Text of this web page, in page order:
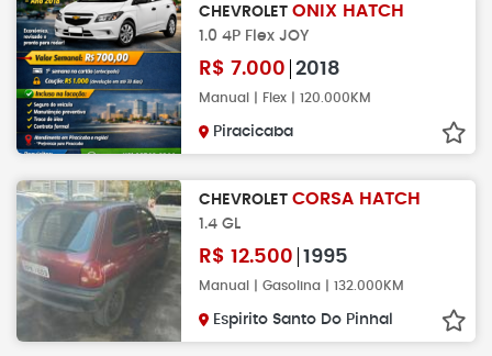
CHEVROLET ONIX HATCH
1.0 4P Flex JOY
R$ 7.000 2018
Manual | Flex | 120.000KM
Piracicaba
CHEVROLET CORSA HATCH
1.4 GL
R$ 12.500 1995
Manual | Gasolina | 132.000KM
Espirito Santo Do Pinhal